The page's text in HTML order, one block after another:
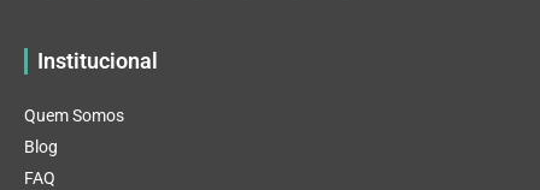
Institucional
Quem Somos
Blog
FAQ